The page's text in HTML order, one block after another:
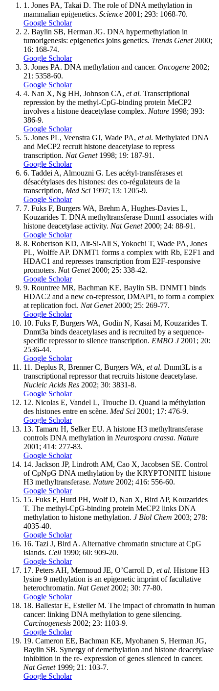
1. Jones PA, Takai D. The role of DNA methylation in
mammalian epigenetics. Science 2001; 293: 1068-70.
Google Scholar
2. Baylin SB, Herman JG. DNA hypermethylation in
tumorigenesis: epigenetics joins genetics. Trends Genet 2000;
16: 168-74.
Google Scholar
3. Jones PA. DNA methylation and cancer. Oncogene 2002;
21: 5358-60.
Google Scholar
4. Nan X, Ng HH, Johnson CA, et al. Transcriptional
repression by the methyl-CpG-binding protein MeCP2
involves a histone deacetylase complex. Nature 1998; 393:
386-9.
Google Scholar
5. Jones PL, Veenstra GJ, Wade PA, et al. Methylated DNA
and MeCP2 recruit histone deacetylase to repress
transcription. Nat Genet 1998; 19: 187-91.
Google Scholar
6. Taddei A, Almouzni G. Les acétyl-transférases et
désacétylases des histones: des co-régulateurs de la
transcription, Med Sci 1997; 13: 1205-9.
Google Scholar
7. Fuks F, Burgers WA, Brehm A, Hughes-Davies L,
Kouzarides T. DNA methyltransferase Dnmt1 associates with
histone deacetylase activity. Nat Genet 2000; 24: 88-91.
Google Scholar
8. Robertson KD, Ait-Si-Ali S, Yokochi T, Wade PA, Jones
PL, Wolffe AP. DNMT1 forms a complex with Rb, E2F1 and
HDAC1 and represses transcription from E2F-responsive
promoters. Nat Genet 2000; 25: 338-42.
Google Scholar
9. Rountree MR, Bachman KE, Baylin SB. DNMT1 binds
HDAC2 and a new co-repressor, DMAP1, to form a complex
at replication foci. Nat Genet 2000; 25: 269-77.
Google Scholar
10. Fuks F, Burgers WA, Godin N, Kasai M, Kouzarides T.
Dnmt3a binds deacetylases and is recruited by a sequence-
specific repressor to silence transcription. EMBO J 2001; 20:
2536-44.
Google Scholar
11. Deplus R, Brenner C, Burgers WA, et al. Dnmt3L is a
transcriptional repressor that recruits histone deacetylase.
Nucleic Acids Res 2002; 30: 3831-8.
Google Scholar
12. Nicolas E, Vandel L, Trouche D. Quand la méthylation
des histones entre en scène. Med Sci 2001; 17: 476-9.
Google Scholar
13. Tamaru H, Selker EU. A histone H3 methyltransferase
controls DNA methylation in Neurospora crassa. Nature
2001; 414: 277-83.
Google Scholar
14. Jackson JP, Lindroth AM, Cao X, Jacobsen SE. Control
of CpNpG DNA methylation by the KRYPTONITE histone
H3 methyltransferase. Nature 2002; 416: 556-60.
Google Scholar
15. Fuks F, Hurd PH, Wolf D, Nan X, Bird AP, Kouzarides
T. The methyl-CpG-binding protein MeCP2 links DNA
methylation to histone methylation. J Biol Chem 2003; 278:
4035-40.
Google Scholar
16. Tazi J, Bird A. Alternative chromatin structure at CpG
islands. Cell 1990; 60: 909-20.
Google Scholar
17. Peters AH, Mermoud JE, O’Carroll D, et al. Histone H3
lysine 9 methylation is an epigenetic imprint of facultative
heterochromatin. Nat Genet 2002; 30: 77-80.
Google Scholar
18. Ballestar E, Esteller M. The impact of chromatin in human
cancer: linking DNA methylation to gene silencing.
Carcinogenesis 2002; 23: 1103-9.
Google Scholar
19. Cameron EE, Bachman KE, Myohanen S, Herman JG,
Baylin SB. Synergy of demethylation and histone deacetylase
inhibition in the re- expression of genes silenced in cancer.
Nat Genet 1999; 21: 103-7.
Google Scholar